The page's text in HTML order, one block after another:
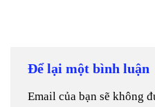
Để lại một bình luận
Email của bạn sẽ không